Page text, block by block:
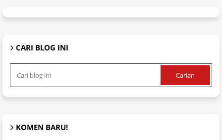
CARI BLOG INI
KOMEN BARU!